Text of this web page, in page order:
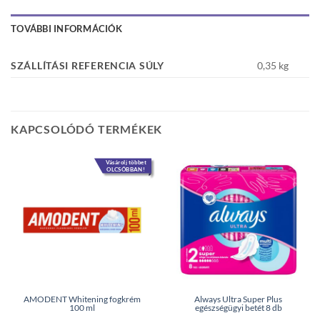
TOVÁBBI INFORMÁCIÓK
SZÁLLÍTÁSI REFERENCIA SÚLY 0,35 kg
KAPCSOLÓDÓ TERMÉKEK
Vásárolj többet
OLCSÓBBAN!
AMODENT Whitening fogkrém
100 ml
Always Ultra Super Plus
egészségügyi betét 8 db